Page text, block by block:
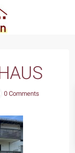
0 Comments